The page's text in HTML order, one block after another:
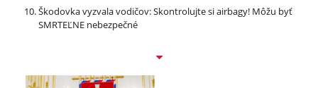
Škodovka vyzvala vodičov: Skontrolujte si airbagy! Môžu byť
SMRTEĽNE nebezpečné